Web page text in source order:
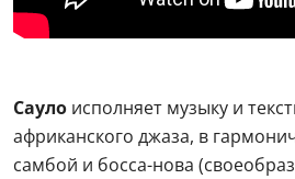
Сауло исполняет музыку и
африканского джаза, в
самбой и босса-нова